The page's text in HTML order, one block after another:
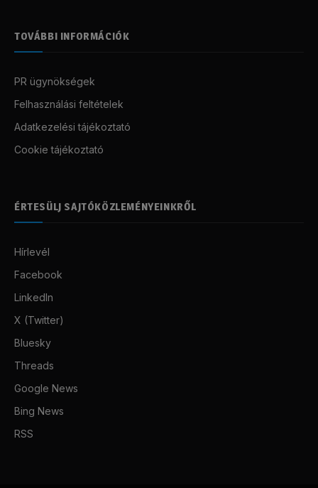
TOVÁBBI INFORMÁCIÓK
PR ügynökségek
Felhasználási feltételek
Adatkezelési tájékoztató
Cookie tájékoztató
ÉRTESÜLJ SAJTÓKÖZLEMÉNYEINKRŐL
Hírlevél
Facebook
LinkedIn
X (Twitter)
Bluesky
Threads
Google News
Bing News
RSS